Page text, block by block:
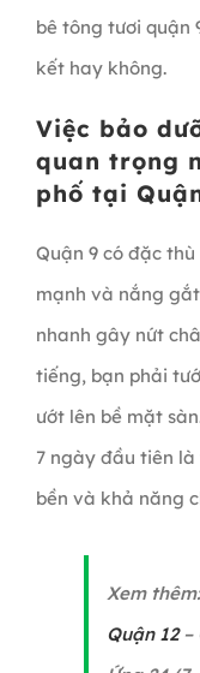
bê tông tươi quận
kết hay không.
Việc bảo
quan trọng
phố tại
Quận 9 có đặc
mạnh và nắng
nhanh gây nứt
tiếng, bạn phải
ướt lên bề mặt
7 ngày đầu tiên
bền và khả năng
Xem
Quận 12–